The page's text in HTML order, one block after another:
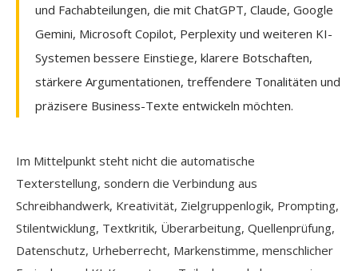
und Fachabteilungen, die mit ChatGPT, Claude, Google
Gemini, Microsoft Copilot, Perplexity und weiteren KI-
Systemen bessere Einstiege, klarere Botschaften,
stärkere Argumentationen, treffendere Tonalitäten und
präzisere Business-Texte entwickeln möchten.
Im Mittelpunkt steht nicht die automatische
Texterstellung, sondern die Verbindung aus
Schreibhandwerk, Kreativität, Zielgruppenlogik, Prompting,
Stilentwicklung, Textkritik, Überarbeitung, Quellenprüfung,
Datenschutz, Urheberrecht, Markenstimme, menschlicher